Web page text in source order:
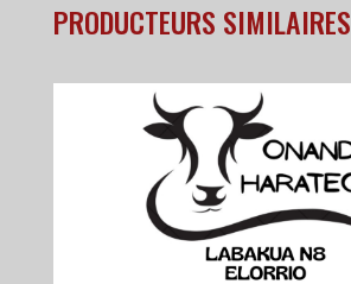
PRODUCTEURS SIMILAIRES